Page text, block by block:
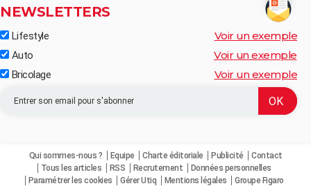
NEWSLETTERS
Lifestyle Voir un exemple
Auto Voir un exemple
Bricolage Voir un exemple
Qui sommes-nous ? Equipe Charte éditoriale Publicité
Contact
Tous les articles
RSS Recrutement
Données personnelles
Paramétrer les cookies
Gérer Utiq Mentions légales
Groupe Figaro